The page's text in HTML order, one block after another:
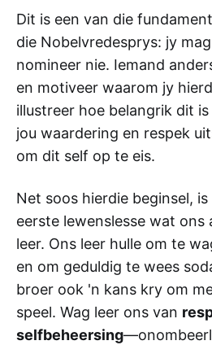
Dit is een van die
die Nobelvredesprys: jy
nomineer nie. Iemand
en motiveer waarom jy
illustreer hoe belangrik dit
jou waardering en respek
om dit self op te eis.
Net soos hierdie beginsel,
eerste lewenslesse wat ons
leer. Ons leer hulle om te
en om geduldig te wees
broer ook 'n kans kry om
speel. Wag leer ons van
selfbeheersing